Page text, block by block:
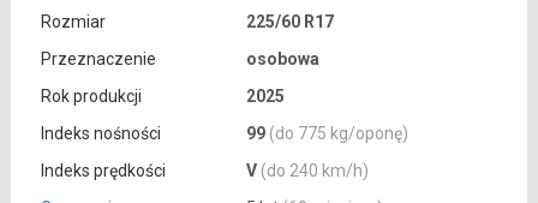
Rozmiar
225/60 R17
Przeznaczenie
osobowa
Rok produkcji
2025
Indeks nośności
99 (do 775 kg/oponę)
Indeks prędkości
V (do 240 km/h)